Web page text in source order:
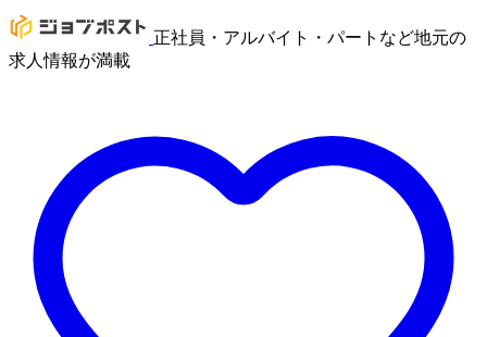
正社員・アルバイト・パートなど地元の
求人情報が満載